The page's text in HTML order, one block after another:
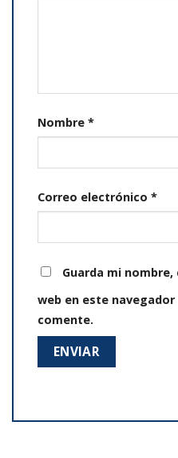
Nombre *
Correo electrónico *
Guarda mi
web en este
comente.